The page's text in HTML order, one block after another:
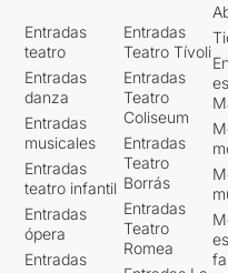
Entradas
teatro
Entradas
danza
Entradas
musicales
Entradas
teatro infantil
Entradas
ópera
Entradas
Entradas
Teatro Tívoli
Entradas
Teatro
Coliseum
Entradas
Teatro
Borrás
Entradas
Teatro
Romea